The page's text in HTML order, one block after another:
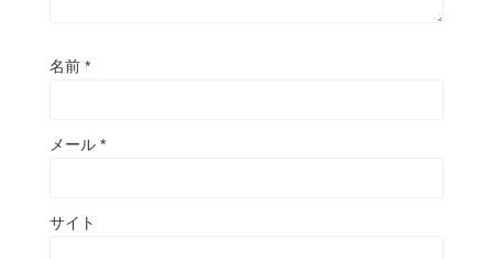
名前 *
メール *
サイト